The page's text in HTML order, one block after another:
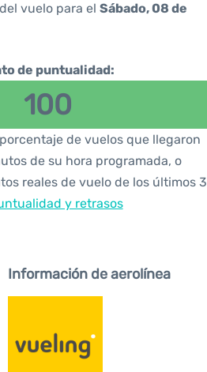
vuelo para el Sábado, 08 de
de puntualidad:
100
de vuelos que llegaron
de su hora programada, o
reales de vuelo de los últimos 3
y retrasos
Información de aerolínea